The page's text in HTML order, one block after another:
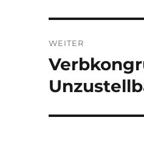
WEITER
Nächster
Beitrag: